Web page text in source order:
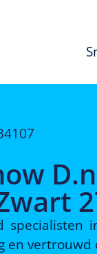
specialisten
en